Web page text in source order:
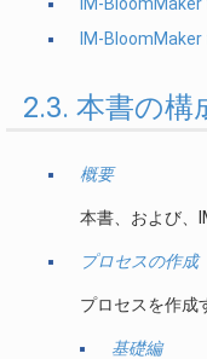
IM-
2.3. 本書の構
概要
本書、および、
プロセスの作成
プロセスを作成
基礎編